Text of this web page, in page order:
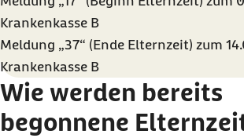
Krankenkasse B
Meldung „37“ (Ende Elternzeit) zum
Krankenkasse B
Wie werden bereits
begonnene